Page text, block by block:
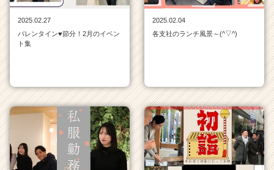
2025.02.27
バレンタイン♥節分！2月のイベン
ト集
2025.02.04
各支社のランチ風景～(^▽^)